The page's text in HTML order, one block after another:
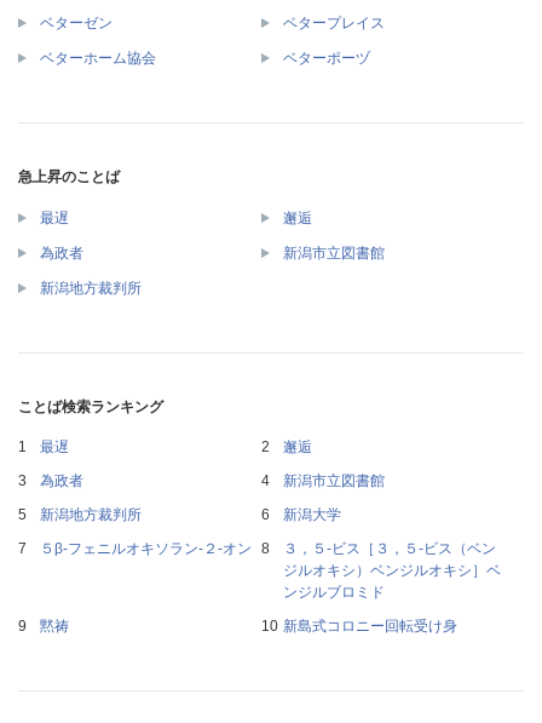
ベターゼン ベタープレイス
ベターホーム協会 ベターポーヅ
急上昇のことば
最遅 邂逅
為政者 新潟市立図書館
新潟地方裁判所
ことば検索ランキング
最遅
邂逅
為政者
新潟市立図書館
新潟地方裁判所
新潟大学
５β‐フェニルオキソラン‐２‐オン
３，５‐ビス［３，５‐ビス（ベン
ジルオキシ）ベンジルオキシ］ベ
ンジルブロミド
黙祷
新島式コロニー回転受け身